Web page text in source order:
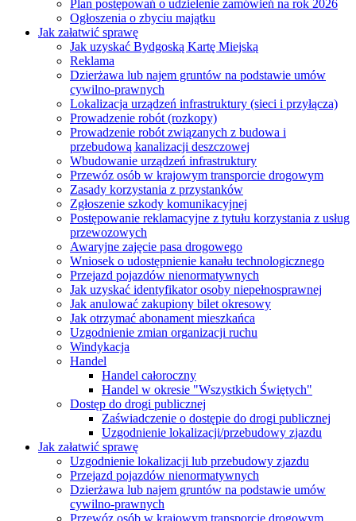
Plan postępowań o udzielenie zamówień na rok 2026
Ogłoszenia o zbyciu majątku
Jak załatwić sprawę
Jak uzyskać Bydgoską Kartę Miejską
Reklama
Dzierżawa lub najem gruntów na podstawie umów
cywilno-prawnych
Lokalizacja urządzeń infrastruktury (sieci i przyłącza)
Prowadzenie robót (rozkopy)
Prowadzenie robót związanych z budowa i
przebudową kanalizacji deszczowej
Wbudowanie urządzeń infrastruktury
Przewóz osób w krajowym transporcie drogowym
Zasady korzystania z przystanków
Zgłoszenie szkody komunikacyjnej
Postępowanie reklamacyjne z tytułu korzystania z usług
przewozowych
Awaryjne zajęcie pasa drogowego
Wniosek o udostępnienie kanału technologicznego
Przejazd pojazdów nienormatywnych
Jak uzyskać identyfikator osoby niepełnosprawnej
Jak anulować zakupiony bilet okresowy
Jak otrzymać abonament mieszkańca
Uzgodnienie zmian organizacji ruchu
Windykacja
Handel
Handel całoroczny
Handel w okresie "Wszystkich Świętych"
Dostęp do drogi publicznej
Zaświadczenie o dostępie do drogi publicznej
Uzgodnienie lokalizacji/przebudowy zjazdu
Jak załatwić sprawę
Uzgodnienie lokalizacji lub przebudowy zjazdu
Przejazd pojazdów nienormatywnych
Dzierżawa lub najem gruntów na podstawie umów
cywilno-prawnych
Przewóz osób w krajowym transporcie drogowym